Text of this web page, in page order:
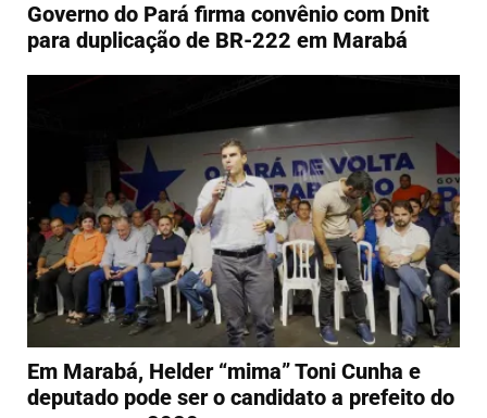
Governo do Pará firma convênio com Dnit
para duplicação de BR-222 em Marabá
Em Marabá, Helder “mima” Toni Cunha e
deputado pode ser o candidato a prefeito do